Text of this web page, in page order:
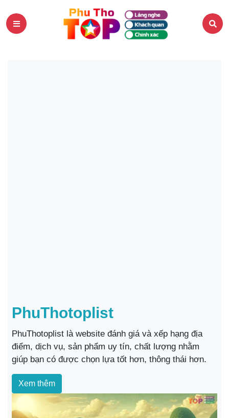
PhuThotoplist
PhuThotoplist là website đánh giá và xếp hạng địa
điểm, dịch vụ, sản phẩm uy tín, chất lượng nhằm
giúp bạn có được chọn lựa tốt hơn, thông thái hơn.
Xem thêm